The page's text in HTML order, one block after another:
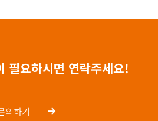
필요하시면 연락주세요!
의하기